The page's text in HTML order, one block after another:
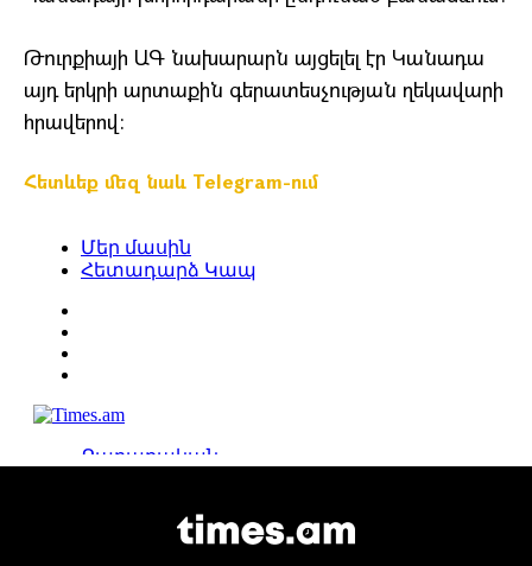
Թուրքիայի ԱԳ նախարարն այցելել էր Կանադա
այդ երկրի արտաքին գերատեսչության ղեկավարի
հրավերով:
Հետևեք մեզ նաև Telegram-ում